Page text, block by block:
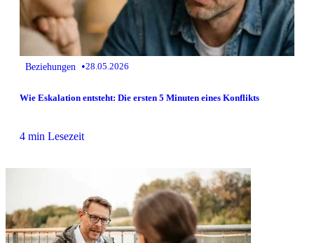
Beziehungen •28.05.2026
Wie Eskalation entsteht: Die ersten 5 Minuten eines Konflikts
4 min Lesezeit